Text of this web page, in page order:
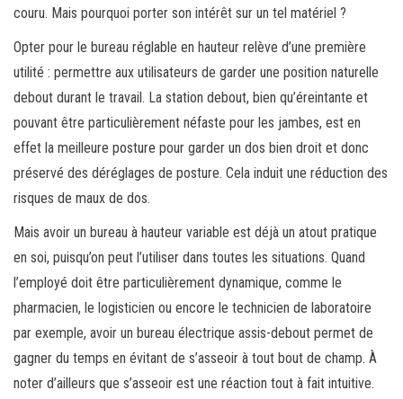
couru. Mais pourquoi porter son intérêt sur un tel matériel ?
Opter pour le bureau réglable en hauteur relève d’une première
utilité : permettre aux utilisateurs de garder une position naturelle
debout durant le travail. La station debout, bien qu’éreintante et
pouvant être particulièrement néfaste pour les jambes, est en
effet la meilleure posture pour garder un dos bien droit et donc
préservé des déréglages de posture. Cela induit une réduction des
risques de maux de dos.
Mais avoir un bureau à hauteur variable est déjà un atout pratique
en soi, puisqu’on peut l’utiliser dans toutes les situations. Quand
l’employé doit être particulièrement dynamique, comme le
pharmacien, le logisticien ou encore le technicien de laboratoire
par exemple, avoir un bureau électrique assis-debout permet de
gagner du temps en évitant de s’asseoir à tout bout de champ. À
noter d’ailleurs que s’asseoir est une réaction tout à fait intuitive.